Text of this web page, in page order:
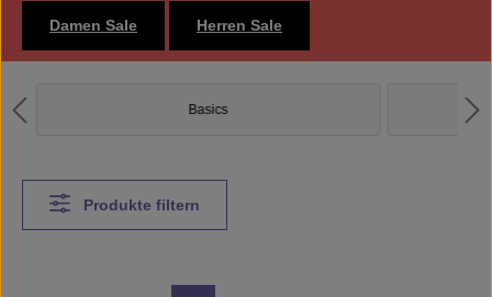
Damen Sale Herren Sale
Basics
Produkte filtern